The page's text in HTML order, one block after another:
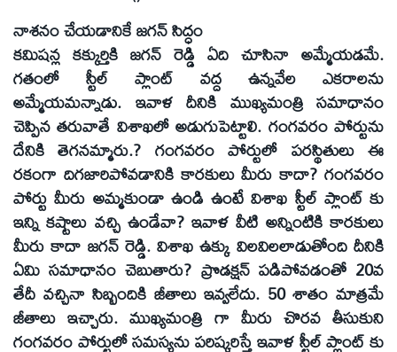
నాశనం చేయడానికే జగన్‌ సిద్ధం
కమిషన్ల కక్కుర్తికి జగన్‌ రెడ్డి ఏది చూసినా అమ్మేయడమే.
గతంలో స్టీల్‌ ప్లాంట్‌ వద్ద ఉన్నవేల ఎకరాలను
అమ్మేయమన్నాడు. ఇవాళ దీనికి ముఖ్యమంత్రి సమాధానం
చెప్పిన తరువాతే విశాఖలో అడుగుపెట్టాలి. గంగవరం పోర్టును
దేనికి తెగనమ్మారు.? గంగవరం పోర్టులో పరస్థితులు ఈ
రకంగా దిగజారిపోవడానికి కారకులు మీరు కాదా? గంగవరం
పోర్టు మీరు అమ్మకుండా ఉండి ఉంటే విశాఖ స్టీల్‌ ప్లాంట్‌ కు
ఇన్ని కష్టాలు వచ్చి ఉండేవా? ఇవాళ వీటి అన్నింటికి కారకులు
మీరు కాదా జగన్‌ రెడ్డి. విశాఖ ఉక్కు విలవిలలాడుతోంది దీనికి
ఏమి సమాధానం చెబుతారు? ప్రొడక్షన్‌ పడిపోవడంతో 20వ
తేదీ వచ్చినా సిబ్బందికి జీతాలు ఇవ్వలేదు. 50 శాతం మాత్రమే
జీతాలు ఇచ్చారు. ముఖ్యమంత్రి గా మీరు చొరవ తీసుకుని
గంగవరం పోర్టులో సమస్యను పరిష్కరిస్తే ఇవాళ స్టీల్‌ ప్లాంట్‌ కు